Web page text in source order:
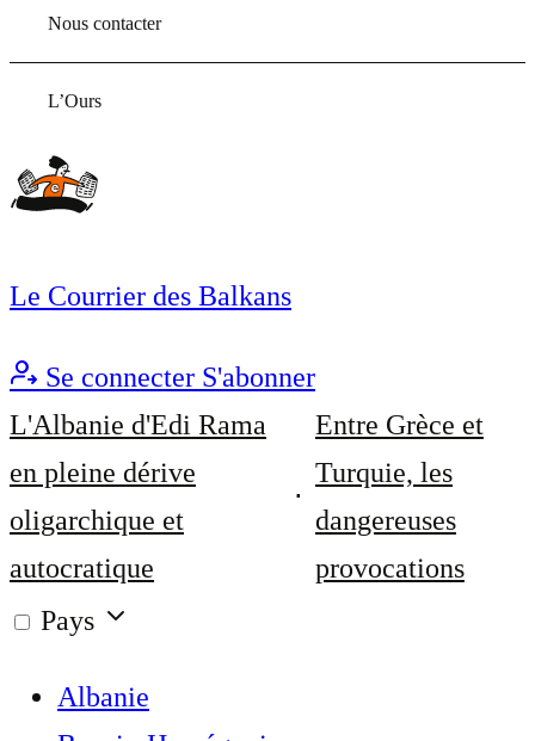
Nous contacter
L’Ours
Le Courrier des Balkans
Se connecter S'abonner
L'Albanie d'Edi Rama
en pleine dérive
oligarchique et
autocratique
Entre Grèce et
Turquie, les
dangereuses
provocations
Pays
Albanie